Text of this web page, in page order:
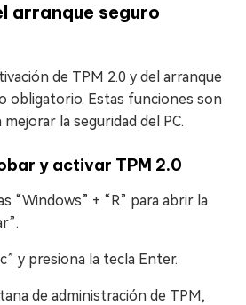
arranque seguro
de TPM 2.0 y del arranque
obligatorio. Estas funciones son
la seguridad del PC.
y activar TPM 2.0
“Windows” + “R” para abrir la
y presiona la tecla Enter.
de administración de TPM,